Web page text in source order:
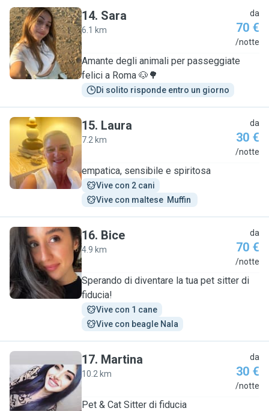
S
14. Sara
6.1 km
da
70 €
/notte
Amante degli animali per passeggiate
felici a Roma 🐶🌳
Di solito risponde entro un giorno
L
15. Laura
7.2 km
da
30 €
/notte
empatica, sensibile e spiritosa
Vive con 2 cani
Vive con maltese  Muffin
B
16. Bice
4.9 km
da
70 €
/notte
Sperando di diventare la tua pet sitter di
fiducia!
Vive con 1 cane
Vive con beagle Nala
M
17. Martina
10.2 km
da
30 €
/notte
Pet & Cat Sitter di fiducia